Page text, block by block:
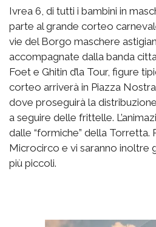
Ivrea 6, di tutti i bambini in
parte al grande corteo
vie del Borgo maschere
accompagnate dalla banda
Foet e Ghitin d’la Tour, figure
corteo arriverà in Piazza
dove proseguirà la
a seguire delle frittelle.
dalle “formiche” della Torretta.
Microcirco e vi saranno inoltre
più piccoli.